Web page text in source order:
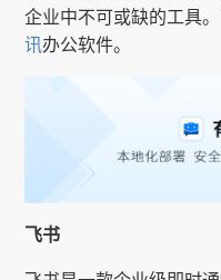
企业中不可或缺的工具
讯办公软件。
飞书